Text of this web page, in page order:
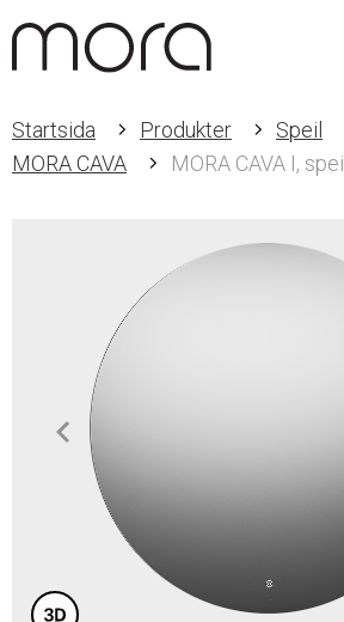
Startsida Produkter
Speil
MORA CAVA
MORA CAVA I, speil